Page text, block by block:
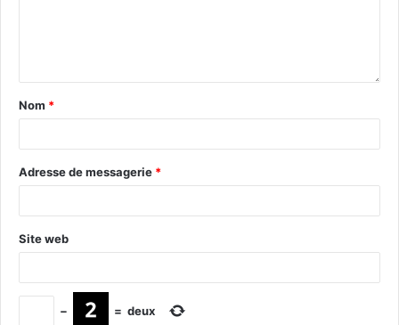
Nom *
Adresse de messagerie *
Site web
− = deux